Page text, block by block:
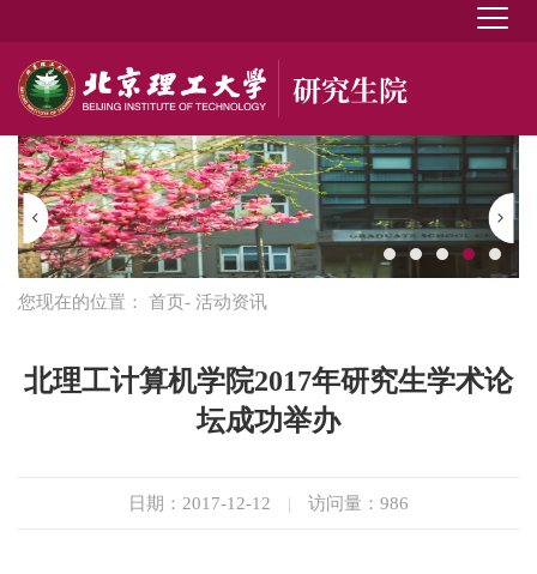
您现在的位置： 首页- 活动资讯
北理工计算机学院2017年研究生学术论
坛成功举办
日期：2017-12-12 | 访问量： 986